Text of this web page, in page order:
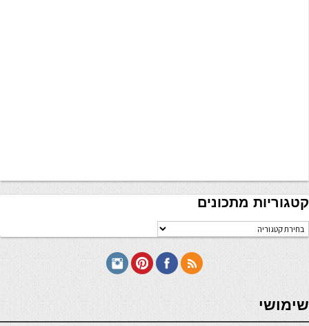
קטגוריות מתכונים
קטגוריות
מתכונים
seriöse online casinos österreich
שימושי